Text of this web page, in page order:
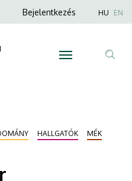
Anonim
menüje
Bejelentkezés HU EN
HALLGATÓK
MÉK